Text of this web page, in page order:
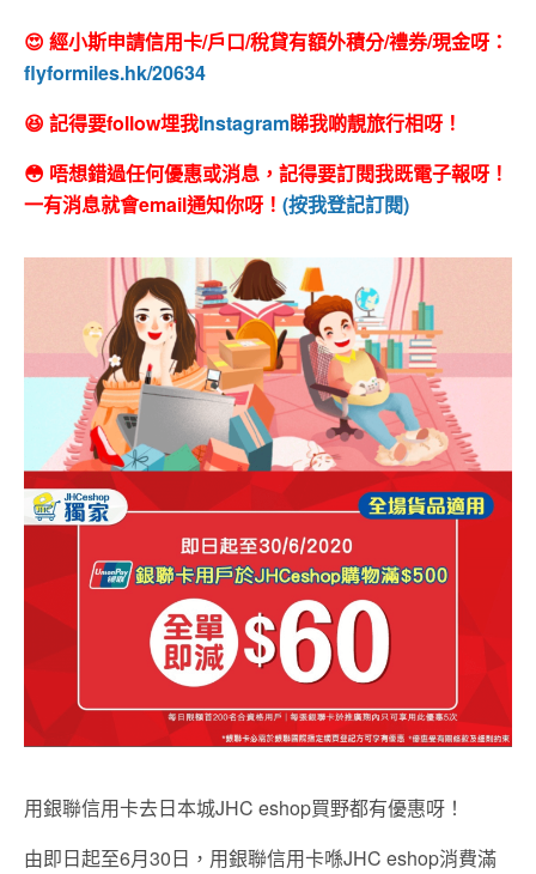
😍 經小斯申請信用卡/戶口/稅貸有額外積分/禮券/現金呀：
flyformiles.hk/20634
😆 記得要follow埋我Instagram睇我啲靚旅行相呀！
😳 唔想錯過任何優惠或消息，記得要訂閱我既電子報呀！
一有消息就會email通知你呀！ (按我登記訂閱)
用銀聯信用卡去日本城JHC eshop買野都有優惠呀！
由即日起至6月30日，用銀聯信用卡喺JHC eshop消費滿